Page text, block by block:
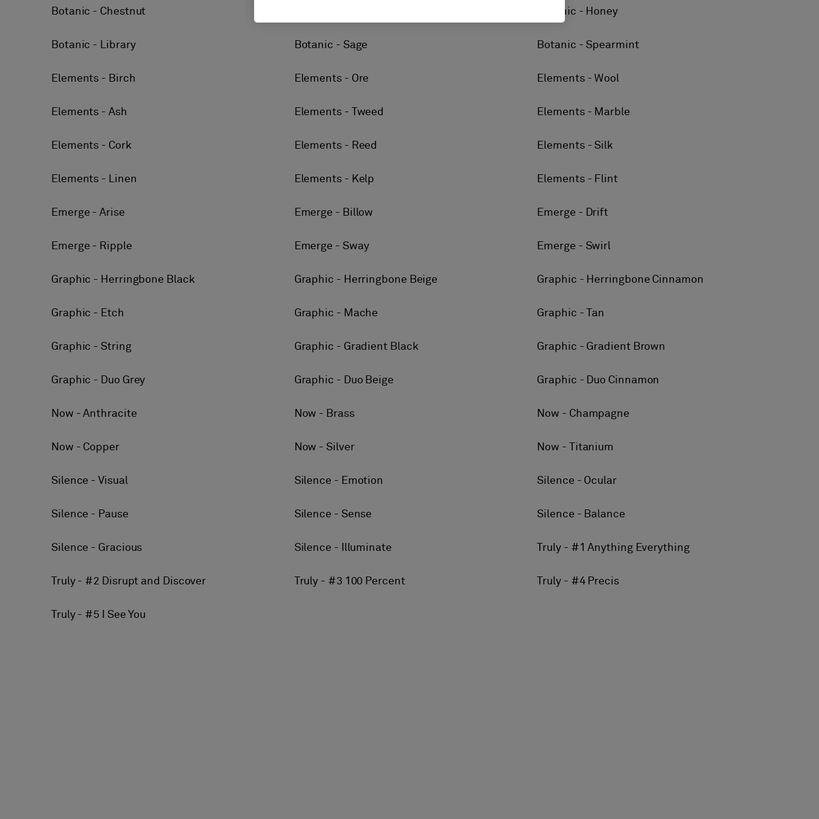
Botanic - Chestnut Botanic - Honey
Botanic - Library Botanic - Sage Botanic - Spearmint
Elements - Birch Elements - Ore Elements - Wool
Elements - Ash Elements - Tweed Elements - Marble
Elements - Cork Elements - Reed Elements - Silk
Elements - Linen Elements - Kelp Elements - Flint
Emerge - Arise Emerge - Billow Emerge - Drift
Emerge - Ripple Emerge - Sway Emerge - Swirl
Graphic - Herringbone Black Graphic - Herringbone Beige Graphic - Herringbone Cinnamon
Graphic - Etch Graphic - Mache Graphic - Tan
Graphic - String Graphic - Gradient Black Graphic - Gradient Brown
Graphic - Duo Grey Graphic - Duo Beige Graphic - Duo Cinnamon
Now - Anthracite Now - Brass Now - Champagne
Now - Copper Now - Silver Now - Titanium
Silence - Visual Silence - Emotion Silence - Ocular
Silence - Pause Silence - Sense Silence - Balance
Silence - Gracious Silence - Illuminate Truly - #1 Anything Everything
Truly - #2 Disrupt and Discover Truly - #3 100 Percent Truly - #4 Precis
Truly - #5 I See You